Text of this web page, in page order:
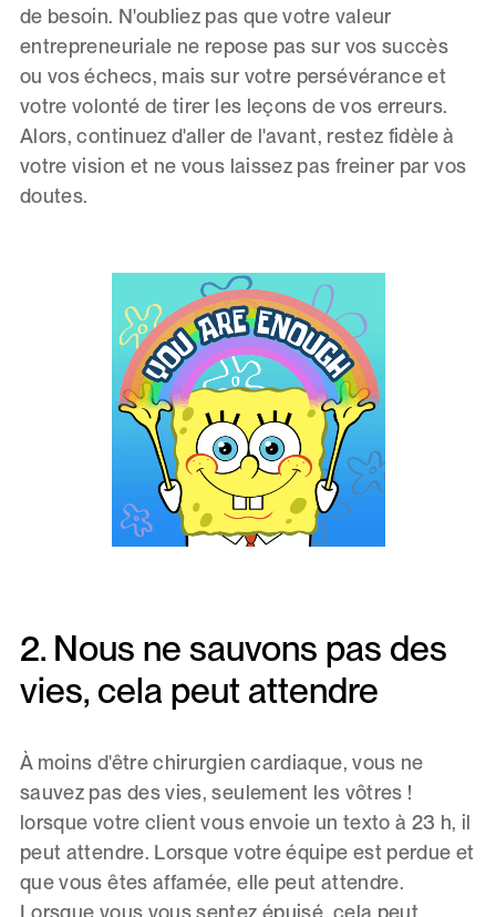
de besoin. N'oubliez pas que votre valeur
entrepreneuriale ne repose pas sur vos succès
ou vos échecs, mais sur votre persévérance et
votre volonté de tirer les leçons de vos erreurs.
Alors, continuez d'aller de l'avant, restez fidèle à
votre vision et ne vous laissez pas freiner par vos
doutes.
2. Nous ne sauvons pas des
vies, cela peut attendre
À moins d'être chirurgien cardiaque, vous ne
sauvez pas des vies, seulement les vôtres !
lorsque votre client vous envoie un texto à 23 h, il
peut attendre. Lorsque votre équipe est perdue et
que vous êtes affamée, elle peut attendre.